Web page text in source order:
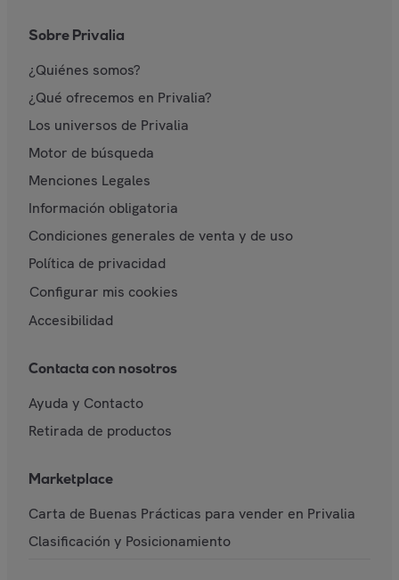
Sobre Privalia
¿Quiénes somos?
¿Qué ofrecemos en Privalia?
Los universos de Privalia
Motor de búsqueda
Menciones Legales
Información obligatoria
Condiciones generales de venta y de uso
Política de privacidad
Configurar mis cookies
Accesibilidad
Contacta con nosotros
Ayuda y Contacto
Retirada de productos
Marketplace
Carta de Buenas Prácticas para vender en Privalia
Clasificación y Posicionamiento